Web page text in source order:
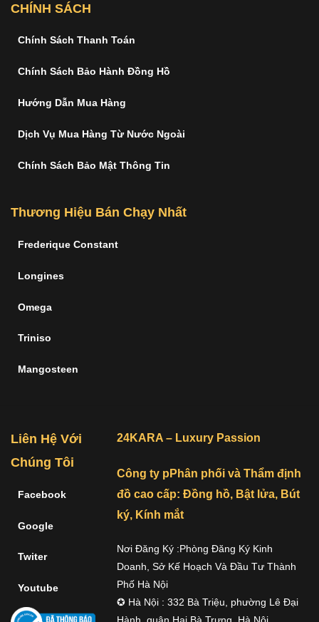
CHÍNH SÁCH
Chính Sách Thanh Toán
Chính Sách Bảo Hành Đồng Hồ
Hướng Dẫn Mua Hàng
Dịch Vụ Mua Hàng Từ Nước Ngoài
Chính Sách Bảo Mật Thông Tin
Thương Hiệu Bán Chạy Nhất
Frederique Constant
Longines
Omega
Triniso
Mangosteen
Liên Hệ Với
Chúng Tôi
Facebook
Google
Twiter
Youtube
24KARA – Luxury Passion
Công ty pPhân phối và Thẩm định
đồ cao cấp: Đồng hồ, Bật lửa, Bút
ký, Kính mắt
Nơi Đăng Ký :Phòng Đăng Ký Kinh
Doanh, Sở Kế Hoạch Và Đầu Tư Thành
Phố Hà Nội
✪ Hà Nội : 332 Bà Triệu, phường Lê Đại
Hành, quận Hai Bà Trưng, Hà Nội